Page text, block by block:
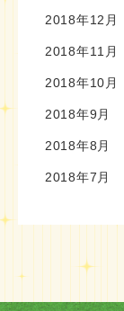
2018年12月
2018年11月
2018年10月
2018年9月
2018年8月
2018年7月